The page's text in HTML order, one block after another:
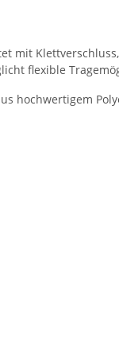
mit
flexible
hochwertigem